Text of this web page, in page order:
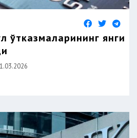
ўтказмаларининг янги